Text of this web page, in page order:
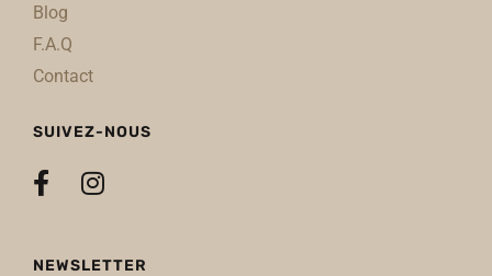
Blog
F.A.Q
Contact
SUIVEZ-NOUS
NEWSLETTER